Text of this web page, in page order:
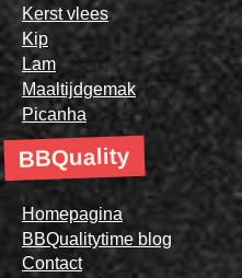
Kerst vlees
Kip
Lam
Maaltijdgemak
Picanha
BBQuality
Homepagina
BBQualitytime blog
Contact